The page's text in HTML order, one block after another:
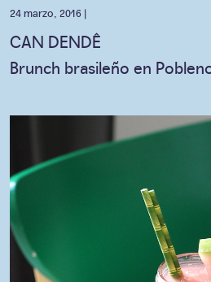
24 marzo, 2016 |
CAN DENDÊ
Brunch brasileño en